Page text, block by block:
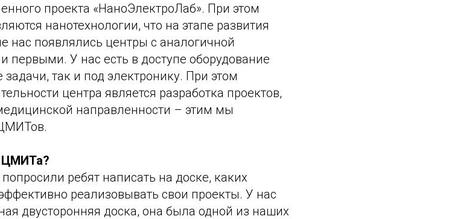
проекта «НаноЭлектроЛаб». При этом
нанотехнологии, что на этапе развития
нас появлялись центры с аналогичной
У нас есть в доступе оборудование
так и под электронику. При этом
центра является разработка проектов,
направленности – этим мы
ЦМИТа?
ребят написать на доске, каких
реализовывать свои проекты. У нас
двусторонняя доска, она была одной из наших